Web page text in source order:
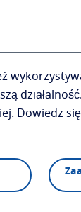
działalność.
Dowiedz